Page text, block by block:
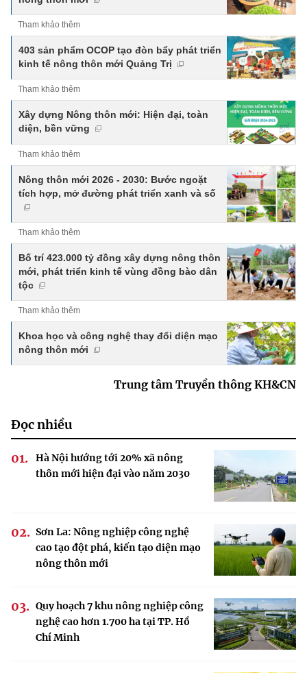
Tham khảo thêm
403 sản phẩm OCOP tạo đòn bẩy phát triển
kinh tế nông thôn mới Quảng Trị
Tham khảo thêm
Xây dựng Nông thôn mới: Hiện đại, toàn
diện, bền vững
Tham khảo thêm
Nông thôn mới 2026 - 2030: Bước ngoặt
tích hợp, mở đường phát triển xanh và số
Tham khảo thêm
Bố trí 423.000 tỷ đồng xây dựng nông thôn
mới, phát triển kinh tế vùng đồng bào dân
tộc
Tham khảo thêm
Khoa học và công nghệ thay đổi diện mạo
nông thôn mới
Trung tâm Truyền thông KH&CN
Đọc nhiều
Hà Nội hướng tới 20% xã nông
thôn mới hiện đại vào năm 2030
Sơn La: Nông nghiệp công nghệ
cao tạo đột phá, kiến tạo diện mạo
nông thôn mới
Quy hoạch 7 khu nông nghiệp công
nghệ cao hơn 1.700 ha tại TP. Hồ
Chí Minh